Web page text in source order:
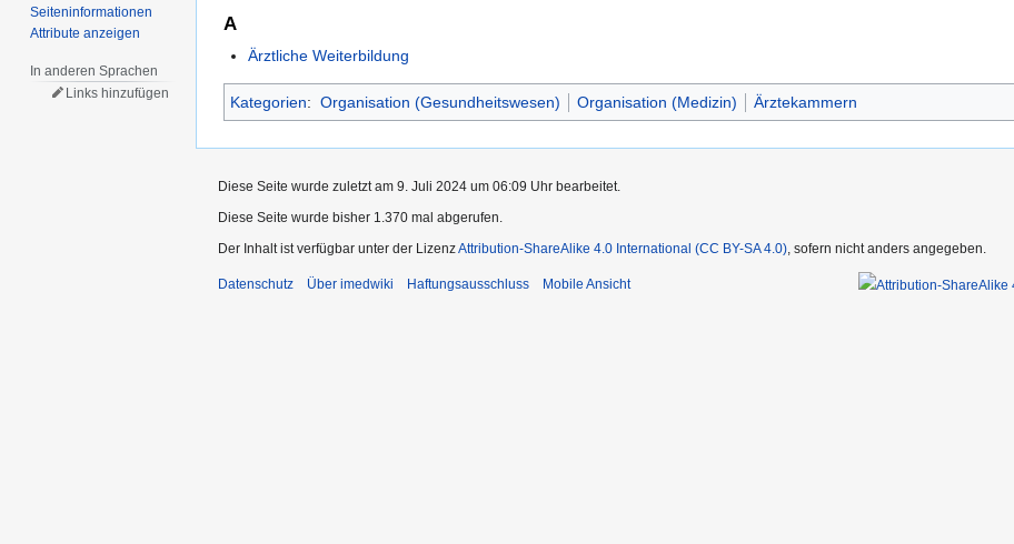
A
Ärztliche Weiterbildung
Kategorien: Organisation (Gesundheitswesen) Organisation (Medizin) Ärztekammern
Seiten­informationen
Attribute anzeigen
In anderen Sprachen
Links hinzufügen
Diese Seite wurde zuletzt am 9. Juli 2024 um 06:09 Uhr bearbeitet.
Diese Seite wurde bisher 1.370 mal abgerufen.
Der Inhalt ist verfügbar unter der LizenzAttribution-ShareAlike 4.0 International (CC BY-SA 4.0), sofern nicht anders angegeben.
Datenschutz Über imedwiki Haftungsausschluss Mobile Ansicht